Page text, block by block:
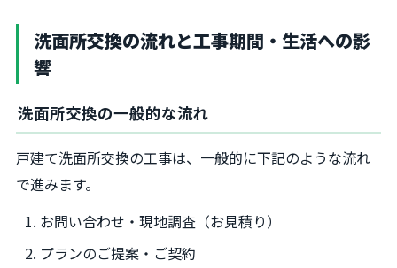
洗面所交換の流れと工事期間・生活への影
響
洗面所交換の一般的な流れ
戸建て洗面所交換の工事は、一般的に下記のような流れ
で進みます。
お問い合わせ・現地調査（お見積り）
プランのご提案・ご契約